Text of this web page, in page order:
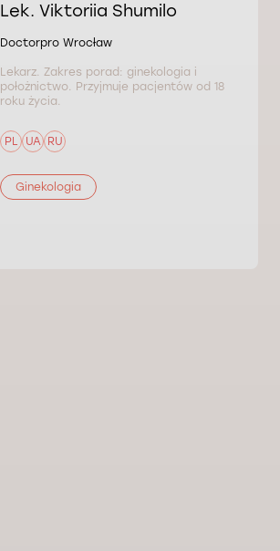
Lek. Viktoriia Shumilo
Doctorpro Wrocław
Lekarz. Zakres porad: ginekologia i
położnictwo. Przyjmuje pacjentów od 18
roku życia.
PL UA RU
Ginekologia